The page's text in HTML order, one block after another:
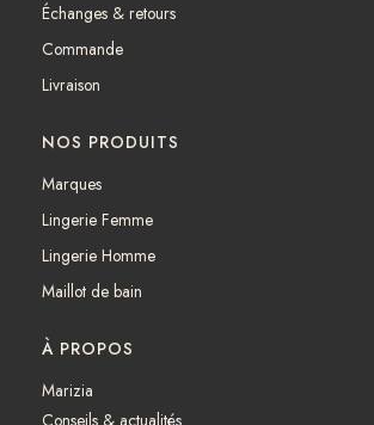
o
k
r
a
Échanges & retours
Commande
Livraison
NOS PRODUITS
Marques
Lingerie Femme
Lingerie Homme
Maillot de bain
À PROPOS
Marizia